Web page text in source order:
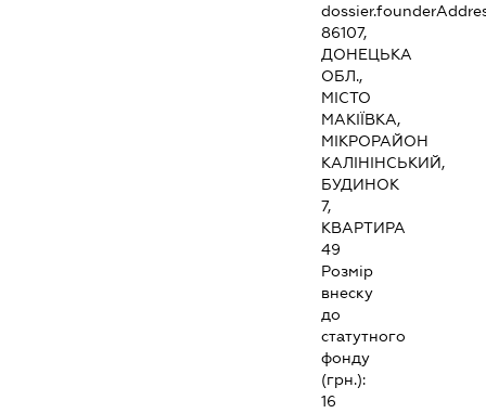
86107,
ДОНЕЦЬКА
ОБЛ.,
МІСТО
МАКІЇВКА,
МІКРОРАЙОН
КАЛІНІНСЬКИЙ,
БУДИНОК
7,
КВАРТИРА
49
Розмір
внеску
до
статутного
фонду
(грн.):
16